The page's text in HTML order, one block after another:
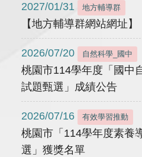
2027/01/31 地方輔導群
【地方輔導群網站網址】
2026/07/20 自然科學_國中
桃園市114學年度「國中
試題甄選」成績公告
2026/07/16 有效學習推動
桃園市「114學年度素養
選」獲獎名單